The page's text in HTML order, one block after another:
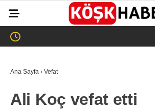
ASAYİŞ
Ana Sayfa › Vefat
Ali Koç vefat etti